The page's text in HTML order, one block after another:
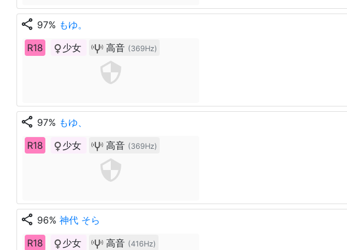
share 97% もゆ。
R18
少女 高音 (369Hz)
share 97% もゆ、
R18
少女 高音 (369Hz)
share 96% 神代 そら
R18
少女 高音 (416Hz)